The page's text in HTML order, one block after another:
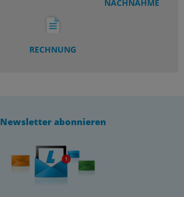
NACHNAHME
RECHNUNG
Newsletter abonnieren